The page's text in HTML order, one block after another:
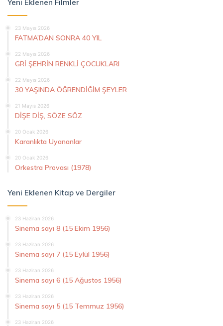
Yeni Eklenen Filmler
23 Mayıs 2026
FATMA’DAN SONRA 40 YIL
22 Mayıs 2026
GRİ ŞEHRİN RENKLİ ÇOCUKLARI
22 Mayıs 2026
30 YAŞINDA ÖĞRENDİĞİM ŞEYLER
21 Mayıs 2026
DİŞE DİŞ, SÖZE SÖZ
20 Ocak 2026
Karanlıkta Uyananlar
20 Ocak 2026
Orkestra Provası (1978)
Yeni Eklenen Kitap ve Dergiler
23 Haziran 2026
Sinema sayı 8 (15 Ekim 1956)
23 Haziran 2026
Sinema sayı 7 (15 Eylül 1956)
23 Haziran 2026
Sinema sayı 6 (15 Ağustos 1956)
23 Haziran 2026
Sinema sayı 5 (15 Temmuz 1956)
23 Haziran 2026